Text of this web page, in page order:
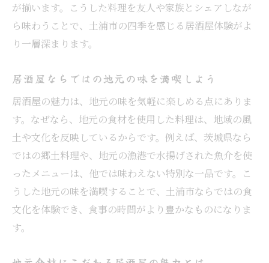
が揃います。こうした料理を友人や家族とシェアしなが
ら味わうことで、土浦市の四季を感じる居酒屋体験がよ
り一層深まります。
居酒屋ならではの地元の味を満喫しよう
居酒屋の魅力は、地元の味を気軽に楽しめる点にありま
す。なぜなら、地元の食材を使用した料理は、地域の風
土や文化を反映しているからです。例えば、茨城県なら
ではの郷土料理や、地元の漁港で水揚げされた魚介を使
ったメニューは、他では味わえない特別な一品です。こ
うした地元の味を満喫することで、土浦市ならではの食
文化を体験でき、食事の時間がより豊かなものになりま
す。